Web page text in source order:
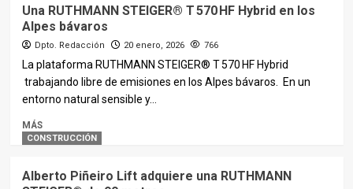
Una RUTHMANN STEIGER® T 570 HF Hybrid en los
Alpes bávaros
Dpto. Redacción 20 enero, 2026 766
La plataforma RUTHMANN STEIGER® T 570 HF Hybrid
trabajando libre de emisiones en los Alpes bávaros. En un
entorno natural sensible y...
MÁS
CONSTRUCCIÓN
Alberto Piñeiro Lift adquiere una RUTHMANN